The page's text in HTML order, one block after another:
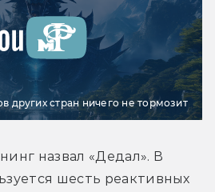
других стран ничего не тормозит
назвал «Дедал». В
шесть реактивных